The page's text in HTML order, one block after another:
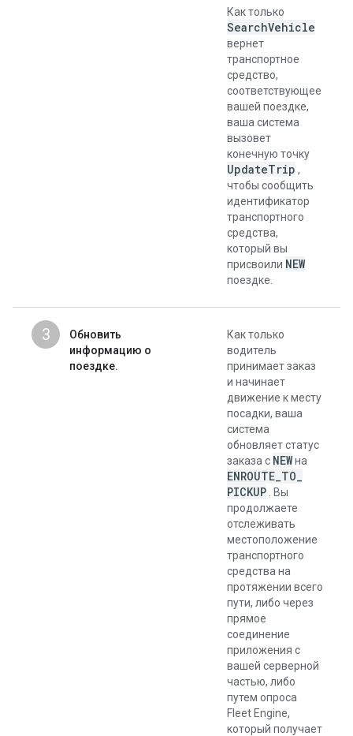
Как только
SearchVehicle
вернет
транспортное
средство,
соответствующее
вашей поездке,
ваша система
вызовет
конечную точку
UpdateTrip ,
чтобы сообщить
идентификатор
транспортного
средства,
который вы
присвоили NEW
поездке.
3
Обновить
информацию о
поездке.
Как только
водитель
принимает заказ
и начинает
движение к месту
посадки, ваша
система
обновляет статус
заказа с NEWна
ENROUTE TO
PICKUP . Вы
продолжаете
отслеживать
местоположение
транспортного
средства на
протяжении всего
пути, либо через
прямое
соединение
приложения с
вашей серверной
частью, либо
путем опроса
Fleet Engine,
который получает